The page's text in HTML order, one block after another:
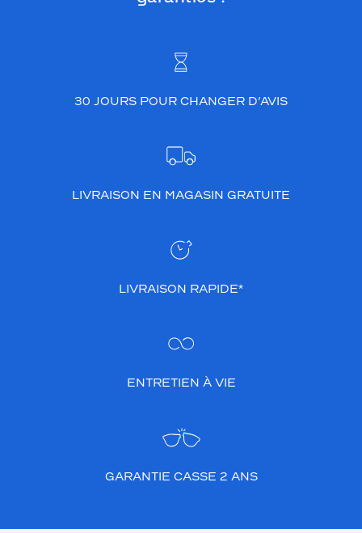
30 JOURS POUR CHANGER D’AVIS
LIVRAISON EN MAGASIN GRATUITE
LIVRAISON RAPIDE*
ENTRETIEN À VIE
GARANTIE CASSE 2 ANS